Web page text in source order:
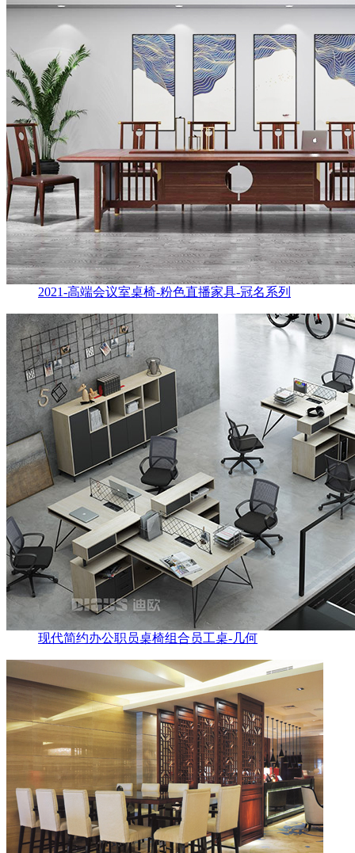
2021-高端会议室桌椅-粉色直播家具-冠名系列
现代简约办公职员桌椅组合员工桌-几何